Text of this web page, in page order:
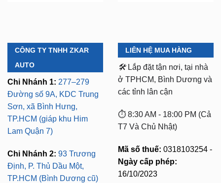
CÔNG TY TNHH ZKAR
AUTO
Chi Nhánh 1: 277–279
Đường số 9A, KDC Trung
Sơn, xã Bình Hưng,
TP.HCM (giáp khu Him
Lam Quận 7)
Chi Nhánh 2: 93 Trương
Định, P. Thủ Dầu Một,
TP.HCM (Bình Dương cũ)
LIÊN HỆ MUA HÀNG
🛠️ Lắp đặt tận nơi, tại nhà
ở TPHCM, Bình Dương và
các tỉnh lân cận
⏱️ 8:30 AM - 18:00 PM (Cả
T7 Và Chủ Nhật)
Mã số thuế: 0318103254 -
Ngày cấp phép:
16/10/2023